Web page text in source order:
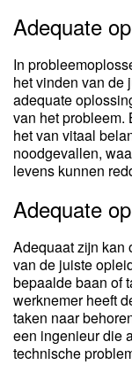
Adequate
In
het vinden van de
adequate
van het probleem.
het van vitaal
noodgevallen,
levens kunnen
Adequate
Adequaat zijn kan
van de juiste
bepaalde baan of
werknemer heeft
taken naar
een ingenieur die
technische